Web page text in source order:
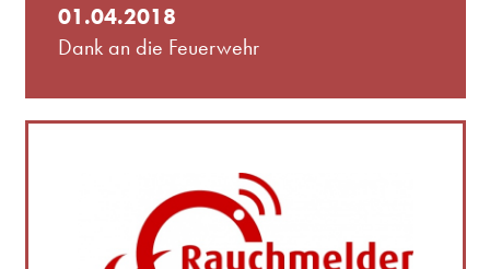
01.04.2018
Dank an die Feuerwehr